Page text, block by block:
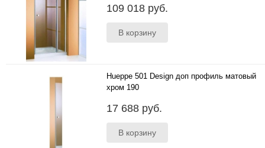
109 018 руб.
Hueppe 501 Design доп профиль матовый
хром 190
17 688 руб.